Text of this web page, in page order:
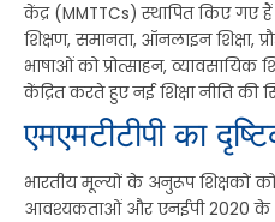
केंद्र (MMTTCs) स्थापित किए गए
शिक्षण, समानता, ऑनलाइन शिक्षा,
भाषाओं को प्रोत्साहन, व्यावसायिक
केंद्रित करते हुए नई शिक्षा नीति की
एमएमटीटीपी का
भारतीय मूल्यों के अनुरूप शिक्षकों
आवश्यकताओं और एनईपी 2020 के